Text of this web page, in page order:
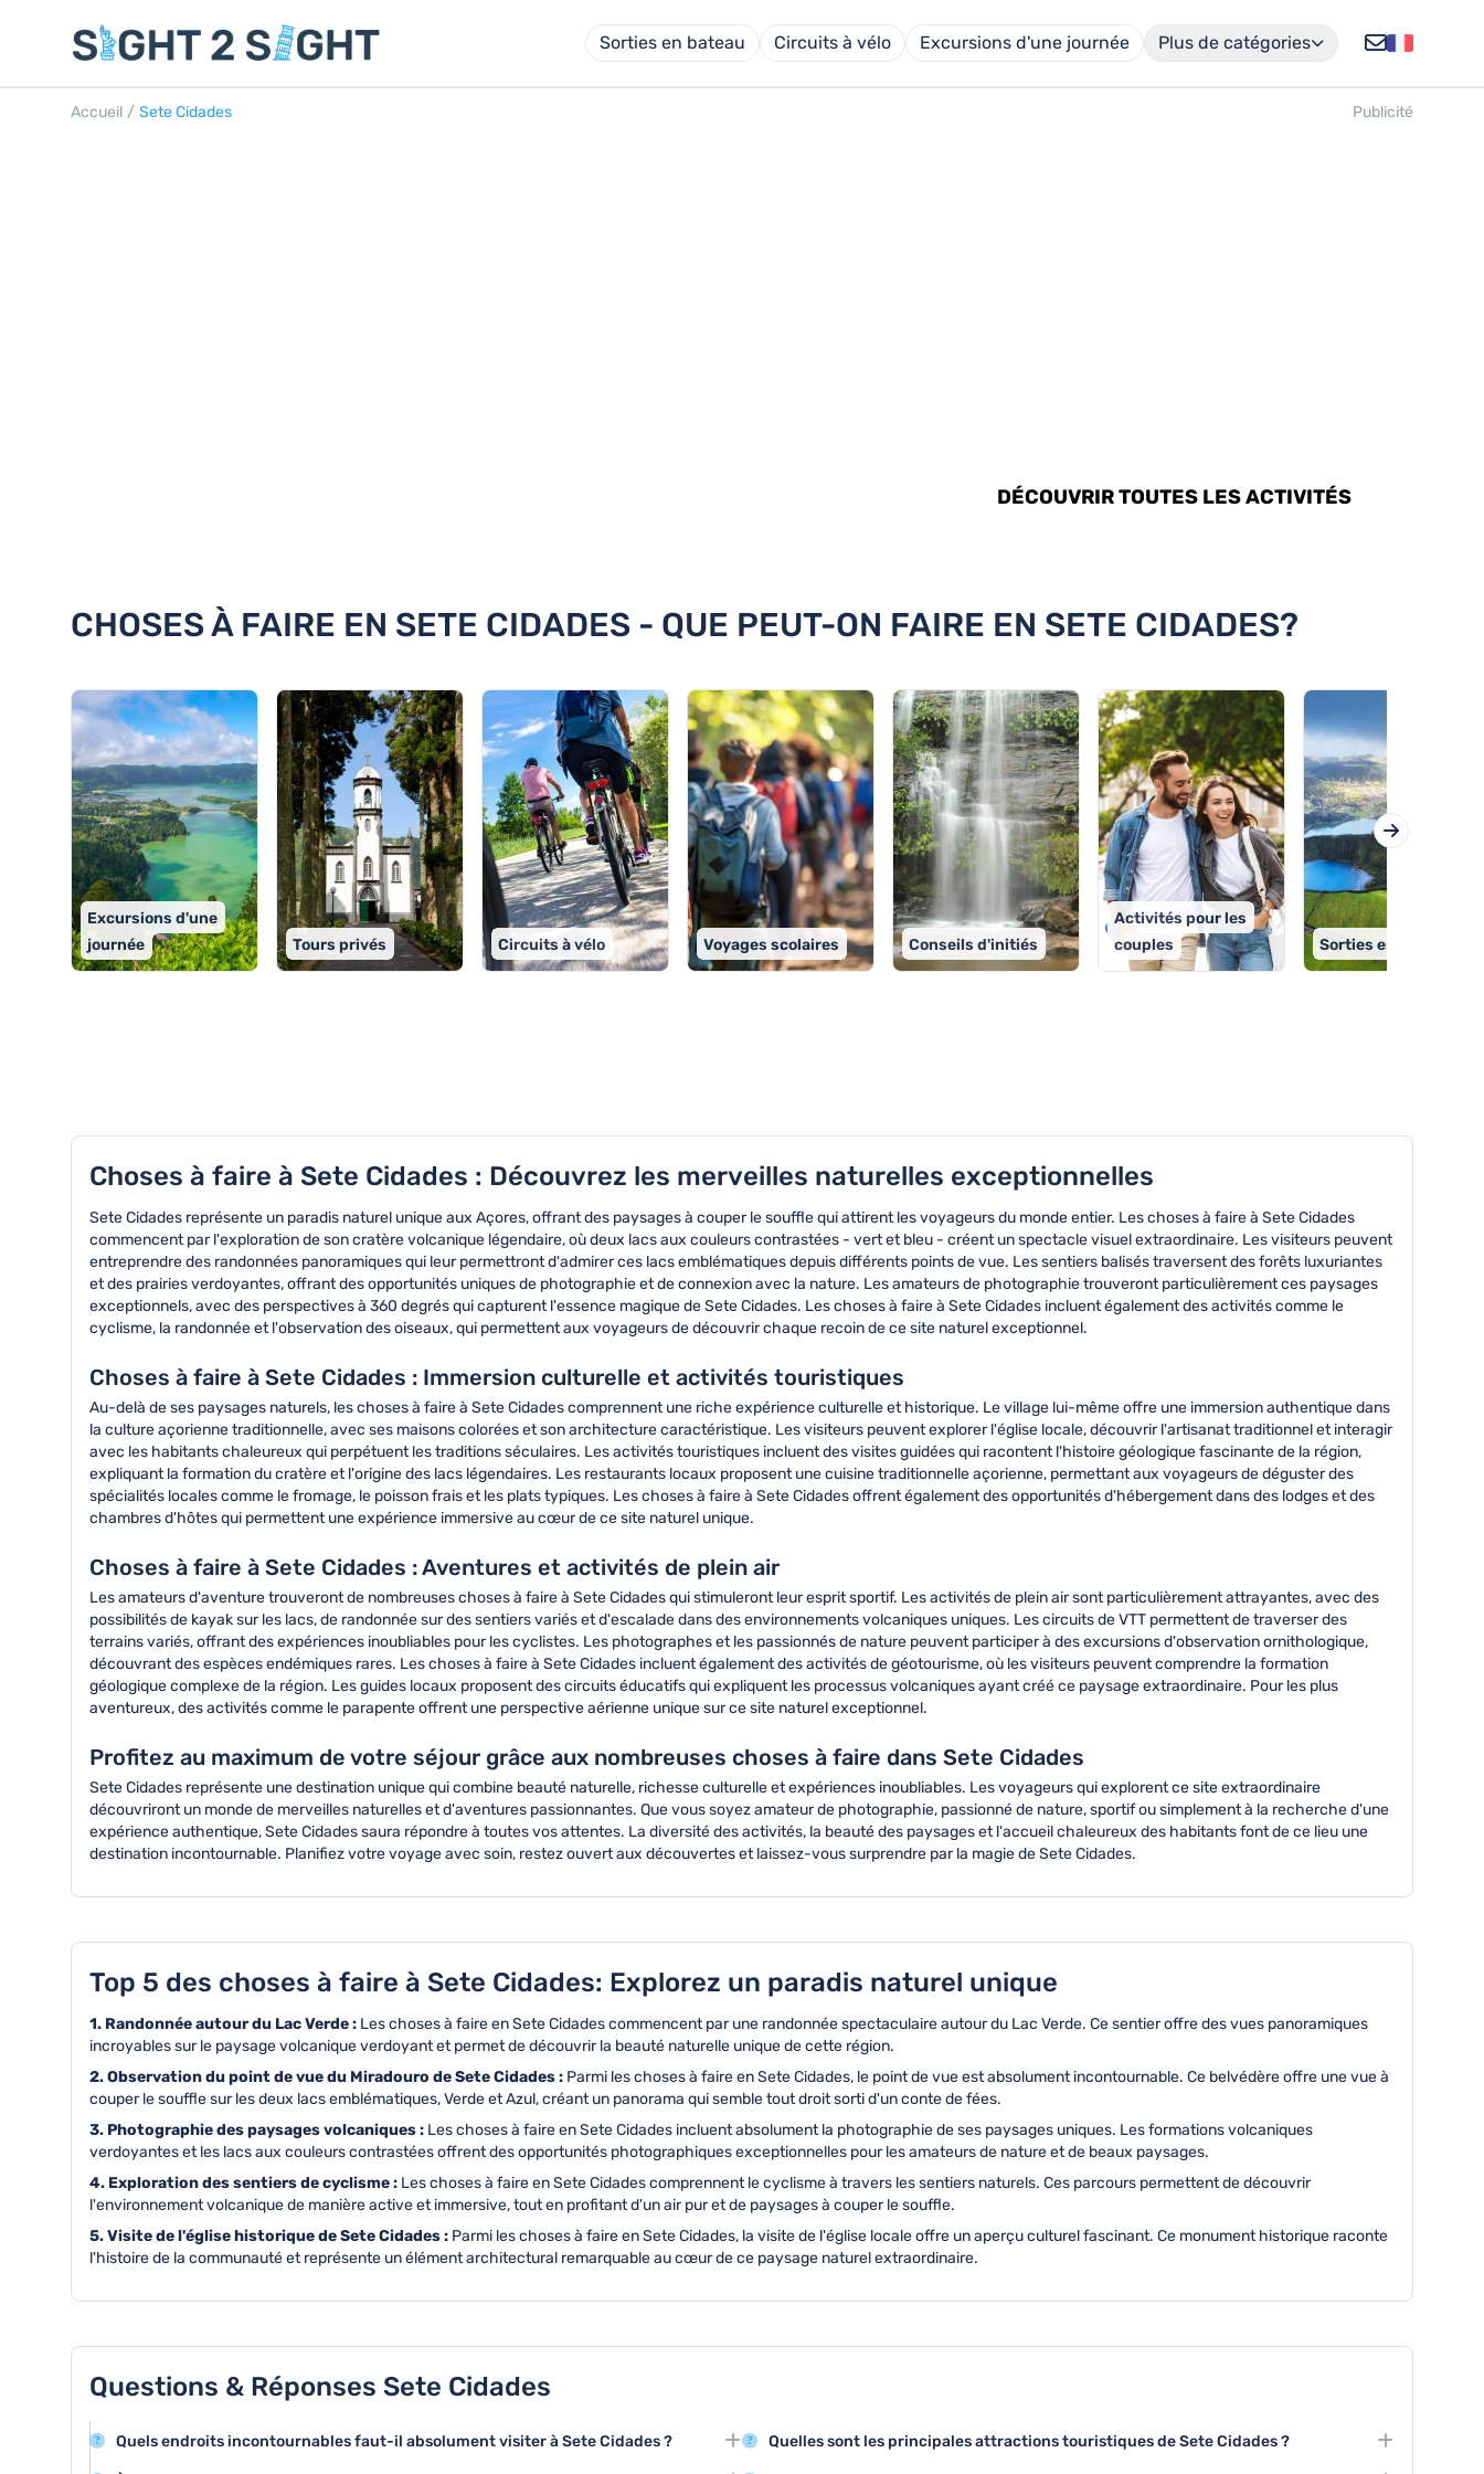
Sorties en bateau Circuits à vélo Excursions d'une journée Plus de catégories
Accueil / Sete Cidades Publicité
DÉCOUVRIR TOUTES LES ACTIVITÉS
CHOSES À FAIRE EN SETE CIDADES - QUE PEUT-ON FAIRE EN SETE CIDADES?
Excursions d'une
journée
Tours privés Circuits à vélo Voyages scolaires Conseils d'initiés
Activités pour les
couples
Sorties en bateau
Choses à faire à Sete Cidades : Découvrez les merveilles naturelles exceptionnelles
Sete Cidades représente un paradis naturel unique aux Açores, offrant des paysages à couper le souffle qui attirent les voyageurs du monde entier. Les choses à faire à Sete Cidades
commencent par l'exploration de son cratère volcanique légendaire, où deux lacs aux couleurs contrastées - vert et bleu - créent un spectacle visuel extraordinaire. Les visiteurs peuvent
entreprendre des randonnées panoramiques qui leur permettront d'admirer ces lacs emblématiques depuis différents points de vue. Les sentiers balisés traversent des forêts luxuriantes
et des prairies verdoyantes, offrant des opportunités uniques de photographie et de connexion avec la nature. Les amateurs de photographie trouveront particulièrement ces paysages
exceptionnels, avec des perspectives à 360 degrés qui capturent l'essence magique de Sete Cidades. Les choses à faire à Sete Cidades incluent également des activités comme le
cyclisme, la randonnée et l'observation des oiseaux, qui permettent aux voyageurs de découvrir chaque recoin de ce site naturel exceptionnel.
Choses à faire à Sete Cidades : Immersion culturelle et activités touristiques
Au-delà de ses paysages naturels, les choses à faire à Sete Cidades comprennent une riche expérience culturelle et historique. Le village lui-même offre une immersion authentique dans
la culture açorienne traditionnelle, avec ses maisons colorées et son architecture caractéristique. Les visiteurs peuvent explorer l'église locale, découvrir l'artisanat traditionnel et interagir
avec les habitants chaleureux qui perpétuent les traditions séculaires. Les activités touristiques incluent des visites guidées qui racontent l'histoire géologique fascinante de la région,
expliquant la formation du cratère et l'origine des lacs légendaires. Les restaurants locaux proposent une cuisine traditionnelle açorienne, permettant aux voyageurs de déguster des
spécialités locales comme le fromage, le poisson frais et les plats typiques. Les choses à faire à Sete Cidades offrent également des opportunités d'hébergement dans des lodges et des
chambres d'hôtes qui permettent une expérience immersive au cœur de ce site naturel unique.
Choses à faire à Sete Cidades : Aventures et activités de plein air
Les amateurs d'aventure trouveront de nombreuses choses à faire à Sete Cidades qui stimuleront leur esprit sportif. Les activités de plein air sont particulièrement attrayantes, avec des
possibilités de kayak sur les lacs, de randonnée sur des sentiers variés et d'escalade dans des environnements volcaniques uniques. Les circuits de VTT permettent de traverser des
terrains variés, offrant des expériences inoubliables pour les cyclistes. Les photographes et les passionnés de nature peuvent participer à des excursions d'observation ornithologique,
découvrant des espèces endémiques rares. Les choses à faire à Sete Cidades incluent également des activités de géotourisme, où les visiteurs peuvent comprendre la formation
géologique complexe de la région. Les guides locaux proposent des circuits éducatifs qui expliquent les processus volcaniques ayant créé ce paysage extraordinaire. Pour les plus
aventureux, des activités comme le parapente offrent une perspective aérienne unique sur ce site naturel exceptionnel.
Profitez au maximum de votre séjour grâce aux nombreuses choses à faire dans Sete Cidades
Sete Cidades représente une destination unique qui combine beauté naturelle, richesse culturelle et expériences inoubliables. Les voyageurs qui explorent ce site extraordinaire
découvriront un monde de merveilles naturelles et d'aventures passionnantes. Que vous soyez amateur de photographie, passionné de nature, sportif ou simplement à la recherche d'une
expérience authentique, Sete Cidades saura répondre à toutes vos attentes. La diversité des activités, la beauté des paysages et l'accueil chaleureux des habitants font de ce lieu une
destination incontournable. Planifiez votre voyage avec soin, restez ouvert aux découvertes et laissez-vous surprendre par la magie de Sete Cidades.
Top 5 des choses à faire à Sete Cidades: Explorez un paradis naturel unique
1. Randonnée autour du Lac Verde : Les choses à faire en Sete Cidades commencent par une randonnée spectaculaire autour du Lac Verde. Ce sentier offre des vues panoramiques
incroyables sur le paysage volcanique verdoyant et permet de découvrir la beauté naturelle unique de cette région.
2. Observation du point de vue du Miradouro de Sete Cidades : Parmi les choses à faire en Sete Cidades, le point de vue est absolument incontournable. Ce belvédère offre une vue à
couper le souffle sur les deux lacs emblématiques, Verde et Azul, créant un panorama qui semble tout droit sorti d'un conte de fées.
3. Photographie des paysages volcaniques : Les choses à faire en Sete Cidades incluent absolument la photographie de ses paysages uniques. Les formations volcaniques
verdoyantes et les lacs aux couleurs contrastées offrent des opportunités photographiques exceptionnelles pour les amateurs de nature et de beaux paysages.
4. Exploration des sentiers de cyclisme : Les choses à faire en Sete Cidades comprennent le cyclisme à travers les sentiers naturels. Ces parcours permettent de découvrir
l'environnement volcanique de manière active et immersive, tout en profitant d'un air pur et de paysages à couper le souffle.
5. Visite de l'église historique de Sete Cidades : Parmi les choses à faire en Sete Cidades, la visite de l'église locale offre un aperçu culturel fascinant. Ce monument historique raconte
l'histoire de la communauté et représente un élément architectural remarquable au cœur de ce paysage naturel extraordinaire.
Questions & Réponses Sete Cidades
Quels endroits incontournables faut-il absolument visiter à Sete Cidades ?
Quelles sont les principales attractions touristiques de Sete Cidades ?